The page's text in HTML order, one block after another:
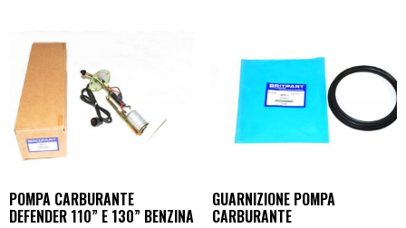
POMPA CARBURANTE
DEFENDER 110” E 130” BENZINA
GUARNIZIONE POMPA
CARBURANTE